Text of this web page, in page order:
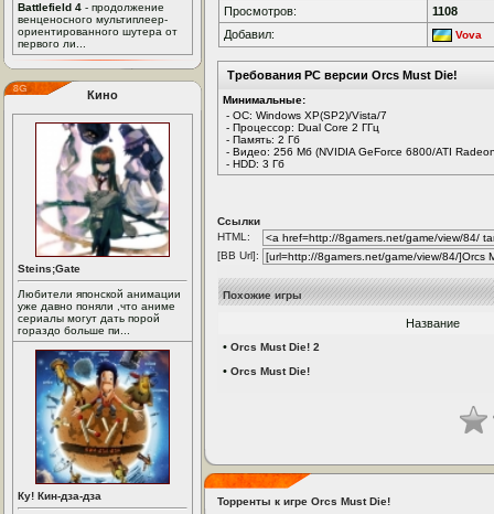
Battlefield 4 - продолжение
венценосного мультиплеер-
ориентированного шутера от
первого ли...
Кино
Steins;Gate
Любители японской анимации
уже давно поняли ,что аниме
сериалы могут дать порой
гораздо больше пи...
Ку! Кин-дза-дза
Просмотров:
1108
Добавил:
Vova
Требования PC версии Orcs Must Die!
Минимальные:
- ОС: Windows XP(SP2)/Vista/7
- Процессор: Dual Core 2 ГГц
- Память: 2 Гб
- Видео: 256 Мб (NVIDIA GeForce 6800/ATI
- HDD: 3 Гб
Ссылки
HTML:
[BB Url]:
Похожие игры
Название
• Orcs Must Die! 2
• Orcs Must Die!
Торренты к игре Orcs Must Die!